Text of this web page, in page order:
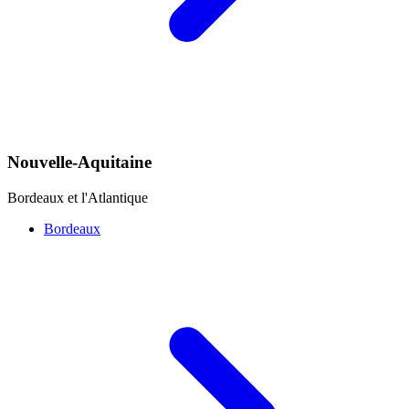
Nouvelle-Aquitaine
Bordeaux et l'Atlantique
Bordeaux